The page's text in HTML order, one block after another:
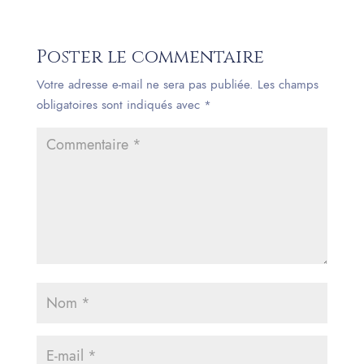
Poster le commentaire
Votre adresse e-mail ne sera pas publiée. Les champs
obligatoires sont indiqués avec *